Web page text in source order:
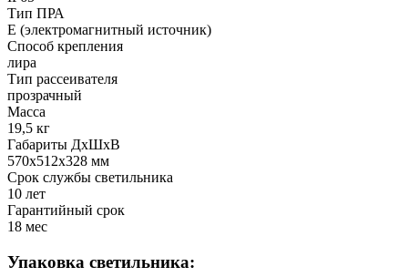
Тип ПРА
E (электромагнитный источник)
Способ крепления
лира
Тип рассеивателя
прозрачный
Масса
19,5 кг
Габариты ДхШхВ
570x512x328 мм
Срок службы светильника
10 лет
Гарантийный срок
18 мес
Упаковка светильника: